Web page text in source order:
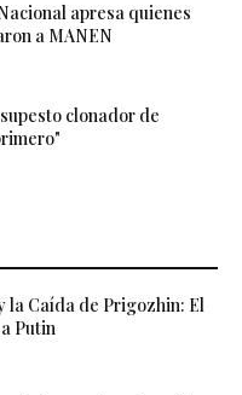
apresa quienes
a MANEN
clonador de
la Caída de Prigozhin: El
Putin